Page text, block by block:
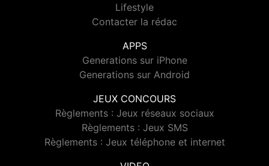
Lifestyle
Contacter la rédac
APPS
Generations sur iPhone
Generations sur Android
JEUX CONCOURS
Règlements : Jeux réseaux sociaux
Règlements : Jeux SMS
Règlements : Jeux téléphone et internet